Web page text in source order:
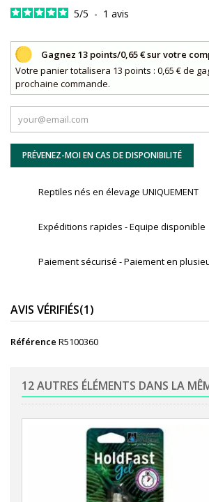
5/5 - 1 avis
Gagnez 13 points/0,65 € sur votre
Votre panier totalisera 13 points : 0,65 € de
prochaine commande.
PRÉVENEZ-MOI EN CAS DE DISPONIBILITÉ
Reptiles nés en élevage UNIQUEMENT
Expéditions rapides - Equipe disponible
Paiement sécurisé - Paiement en
AVIS VÉRIFIÉS(1)
Référence R5100360
12 AUTRES ÉLÉMENTS DANS LA